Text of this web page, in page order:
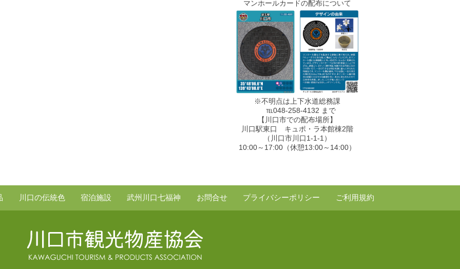
マンホールカードの配布について
※不明点は上下水道総務課
℡048-258-4132 まで
【川口市での配布場所】
川口駅東口 キュポ・ラ本館棟2階
（川口市川口1-1-1）
10:00～17:00（休憩13:00～14:00）
川口の伝統色 宿泊施設 武州川口七福神 お問合せ プライバシーポリシー ご利用規約